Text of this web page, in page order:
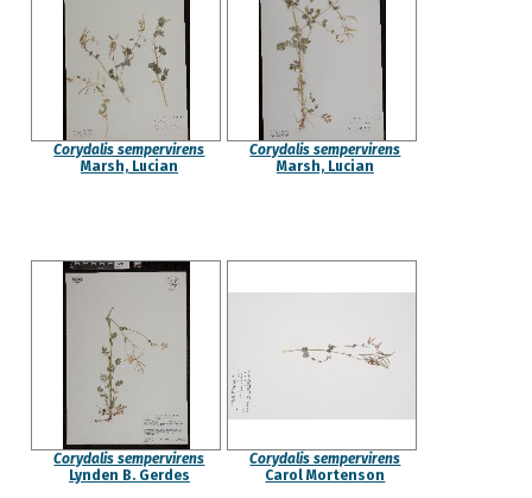
Corydalis sempervirens
Marsh, Lucian
Corydalis sempervirens
Marsh, Lucian
Corydalis sempervirens
Lynden B. Gerdes
Corydalis sempervirens
Carol Mortenson